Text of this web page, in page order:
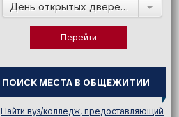
День открытых дверей в:
ПОИСК МЕСТА В ОБЩЕЖИТИИ
Найти вуз/колледж, предоставляющий